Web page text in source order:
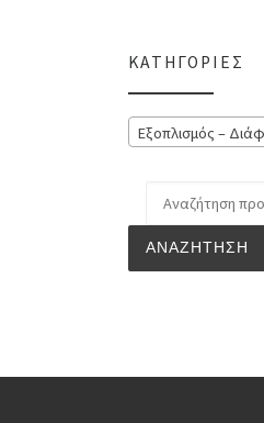
ΚΑΤΗΓΟΡΊΕΣ
Εξοπλισμός –
ΑΝΑΖΉΤΗΣΗ